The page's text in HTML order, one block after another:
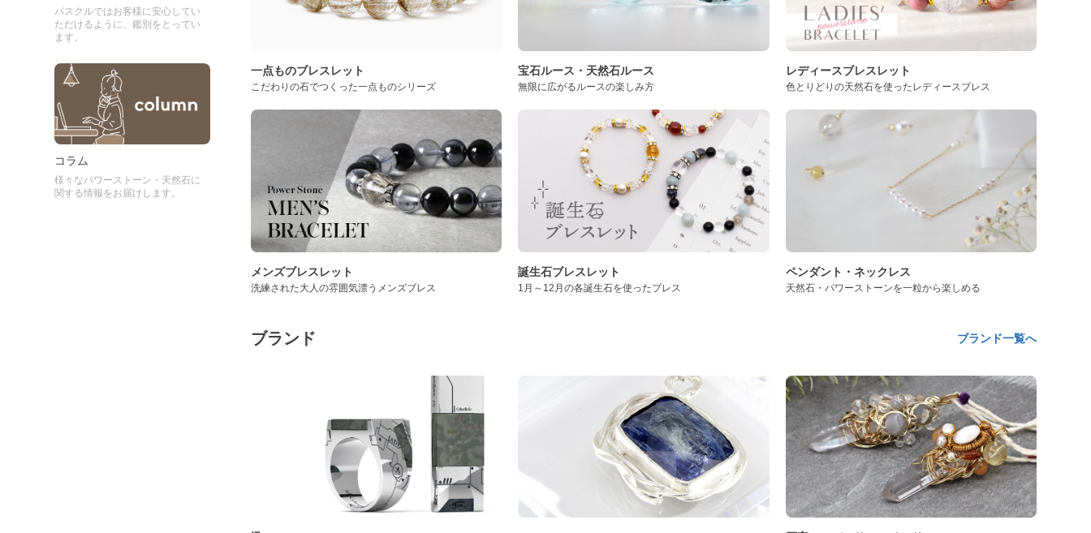
パスクルではお客様に安心してい
ただけるように、鑑別をとってい
ます。
コラム
様々なパワーストーン・天然石に
関する情報をお届けします。
一点ものブレスレット
こだわりの石でつくった一点ものシリーズ
宝石ルース・天然石ルース
無限に広がるルースの楽しみ方
レディースブレスレット
色とりどりの天然石を使ったレディースブレス
メンズブレスレット
洗練された大人の雰囲気漂うメンズブレス
誕生石ブレスレット
1月～12月の各誕生石を使ったブレス
ペンダント・ネックレス
天然石・パワーストーンを一粒から楽しめる
ブランド ブランド一覧へ